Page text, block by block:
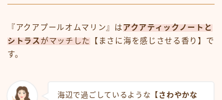
『アクアプールオムマリン』はアクアティックノートと
シトラス がマッチした
【まさに海を感じさせる香り】で
す。
海辺で過ごしているような 【さわやかな